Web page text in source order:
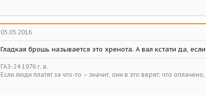
05.05.2016
Гладкая брошь называется это хренота. А вал кстати да,
ГАЗ-24 1976 г. в.
Если люди платят за что-то – значит, они в это верят; что